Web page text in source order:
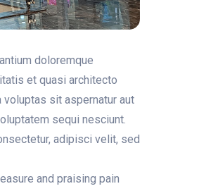
doloremque
et quasi architecto
sit aspernatur aut
sequi nesciunt.
adipisci velit, sed
and praising pain